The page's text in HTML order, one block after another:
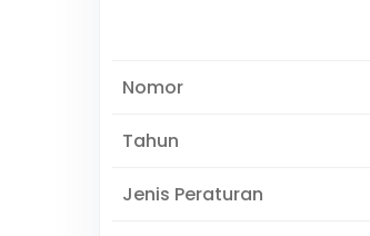
Nomor
Tahun
Jenis Peraturan